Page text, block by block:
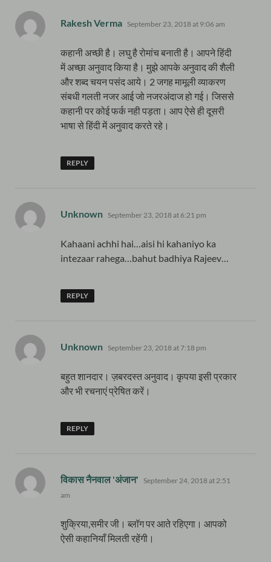
Rakesh Verma says:
September 23, 2018 at 9:06 am
कहानी अच्छी है। लघु है रोमांच बनाती है। आपने हिंदी
में अच्छा अनुवाद किया है। मुझे आपके अनुवाद की शैली
और शब्द चयन पसंद आये। 2 जगह मामूली व्याकरण
संबधी गलती नजर आई जो नजरअंदाज हो गई। जिससे
कहानी पर कोई फर्क नही पड़ता। आप ऐसे ही दूसरी
भाषा से हिंदी में अनुवाद करते रहे।
REPLY
Unknown says:
September 23, 2018 at 6:21 pm
Kahaani achhi hai…aisi hi kahaniyo ka
intezaar rahega…bahut badhiya Rajeev…
REPLY
Unknown says:
September 23, 2018 at 7:18 pm
बहुत शानदार। ज़बरदस्त अनुवाद। कृपया इसी प्रकार
और भी रचनाएं प्रेषित करें।
REPLY
विकास नैनवाल 'अंजान' says:
September 24, 2018 at 2:51
am
शुक्रिया,समीर जी। ब्लॉग पर आते रहिएगा। आपको
ऐसी कहानियाँ मिलती रहेंगी।